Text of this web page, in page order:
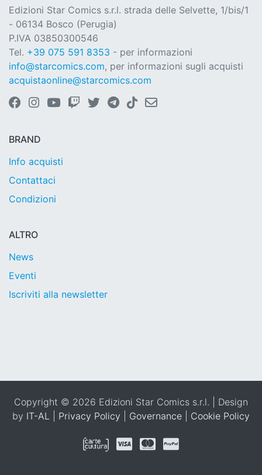
Edizioni Star Comics s.r.l. strada delle Selvette, 1/bis/1
- 06134 Bosco (Perugia)
P.IVA 03850300546
Tel. +39 075 591 8353 - per informazioni
info@starcomics.com, per informazioni sugli acquisti
acquistaonline@starcomics.com
BRAND
Info acquisti
Contattaci
Condizioni
ALTRO
News
Eventi
Iscriviti alla newsletter
Copyright © 2026 Edizioni Star Comics s.r.l. | Design
by IT-AL Privacy Policy Governance Cookie Policy